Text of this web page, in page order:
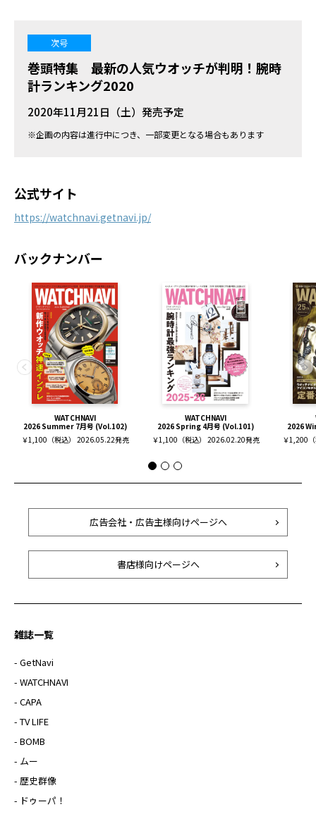
次号
巻頭特集 最新の人気ウオッチが判明！腕時
計ランキング2020
2020年11月21日（土）発売予定
※企画の内容は進行中につき、一部変更となる場合もあります
公式サイト
https://watchnavi.getnavi.jp/
バックナンバー
WATCHNAVI
2026 Summer 7月号 (Vol.102)
￥1,100（税込） 2026.05.22発売
WATCHNAVI
2026 Spring 4月号 (Vol.101)
￥1,100（税込） 2026.02.20発売
2026
￥1,200
広告会社・広告主様向けページへ
書店様向けページへ
雑誌一覧
- GetNavi
- WATCHNAVI
- CAPA
- TV LIFE
- BOMB
- ムー
- 歴史群像
- ドゥーパ！